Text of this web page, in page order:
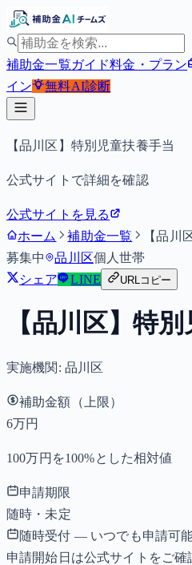
補助金一覧ガイド料金・プラン
イン
無料AI診断
【品川区】特別児童扶養手当
公式サイトで詳細を確認
公式サイトを見る
ホーム
補助金一覧
【品川
募集中
品川区個人世帯
シェア
LINE URLコピー
【品川区】特
実施機関: 品川区
補助金額（上限）
6万円
100万円を100%とした相対値
申請期限
随時・未定
随時受付 — いつでも申請可
申請開始日は公式サイトをご確